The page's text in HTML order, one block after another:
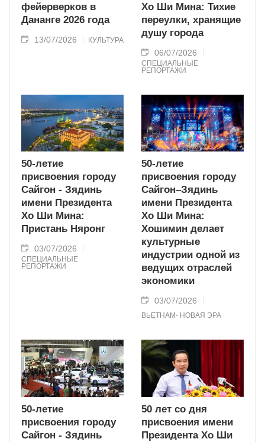
фейерверков в
Дананге 2026 года
13/07/2026 КУЛЬТУРА
Хо Ши Мина: Тихие
переулки, хранящие
душу города
06/07/2026
СПЕЦИАЛЬНЫЕ
РЕПОРТАЖИ
50-летие
присвоения городу
Сайгон - Зядинь
имени Президента
Хо Ши Мина:
Пристань Няронг
03/07/2026
СПЕЦИАЛЬНЫЕ
РЕПОРТАЖИ
50-летие
присвоения городу
Сайгон–Зядинь
имени Президента
Хо Ши Мина:
Хошимин делает
культурные
индустрии одной из
ведущих отраслей
экономики
03/07/2026
ВЬЕТНАМ- НОВАЯ ЭРА
50-летие
присвоения городу
Сайгон - Зядинь
50 лет со дня
присвоения имени
Президента Хо Ши